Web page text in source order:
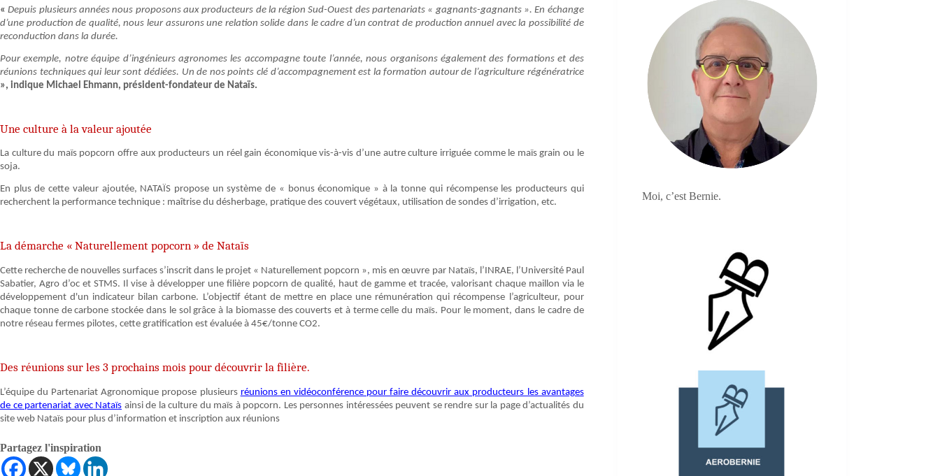
«Depuis plusieurs années nous proposons aux producteurs de la région Sud-Ouest des partenariats « gagnants-gagnants ». En échange
d’une production de qualité, nous leur assurons une relation solide dans le cadre d’un contrat de production annuel avec la possibilité de
reconduction dans la durée.
Pour exemple, notre équipe d’ingénieurs agronomes les accompagne toute l’année, nous organisons également des formations et des
réunions techniques qui leur sont dédiées. Un de nos points clé d’accompagnement est la formation autour de l’agriculture régénératrice
», indique Michael Ehmann, président-fondateur de Nataïs.
Une culture à la valeur ajoutée
La culture du maïs popcorn offre aux producteurs un réel gain économique vis-à-vis d’une autre culture irriguée comme le maïs grain ou le
soja.
En plus de cette valeur ajoutée, NATAÏS propose un système de « bonus économique » à la tonne qui récompense les producteurs qui
recherchent la performance technique : maîtrise du désherbage, pratique des couvert végétaux, utilisation de sondes d’irrigation, etc.
La démarche « Naturellement popcorn » de Nataïs
Cette recherche de nouvelles surfaces s’inscrit dans le projet « Naturellement popcorn », mis en œuvre par Nataïs, l’INRAE, l’Université Paul
Sabatier, Agro d’oc et STMS. Il vise à développer une filière popcorn de qualité, haut de gamme et tracée, valorisant chaque maillon via le
développement d'un indicateur bilan carbone. L’objectif étant de mettre en place une rémunération qui récompense l’agriculteur, pour
chaque tonne de carbone stockée dans le sol grâce à la biomasse des couverts et à terme celle du maïs. Pour le moment, dans le cadre de
notre réseau fermes pilotes, cette gratification est évaluée à 45€/tonne CO2.
Des réunions sur les 3 prochains mois pour découvrir la filière.
L’équipe du Partenariat Agronomique propose plusieurs réunions en vidéoconférence pour faire découvrir aux producteurs les avantages
de ce partenariat avec Nataïs ainsi de la culture du maïs à popcorn. Les personnes intéressées peuvent se rendre sur la page d’actualités du
site web Nataïs pour plus d’information et inscription aux réunions
Partagez l'inspiration
Moi, c’est Bernie.